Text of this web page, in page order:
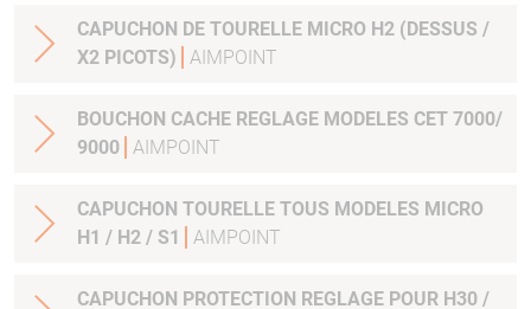
CAPUCHON DE TOURELLE MICRO H2 (DESSUS /
X2 PICOTS)
AIMPOINT
BOUCHON CACHE REGLAGE MODELES CET 7000/
9000 AIMPOINT
CAPUCHON TOURELLE TOUS MODELES MICRO
H1 / H2 / S1
AIMPOINT
CAPUCHON PROTECTION REGLAGE POUR H30 /